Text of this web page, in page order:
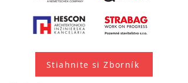
Stiahnite si Zborník